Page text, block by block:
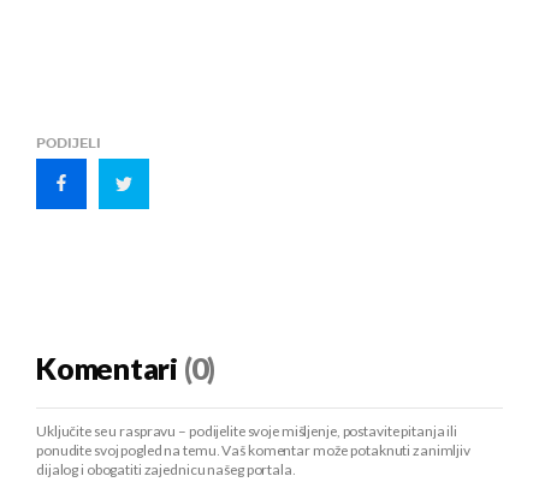
PODIJELI
Komentari (0)
Uključite se u raspravu – podijelite svoje mišljenje, postavite pitanja ili
ponudite svoj pogled na temu. Vaš komentar može potaknuti zanimljiv
dijalog i obogatiti zajednicu našeg portala.